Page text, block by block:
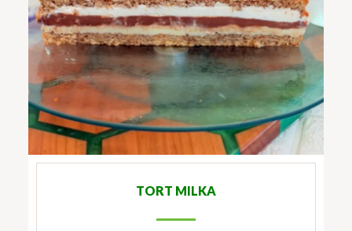
TORT MILKA